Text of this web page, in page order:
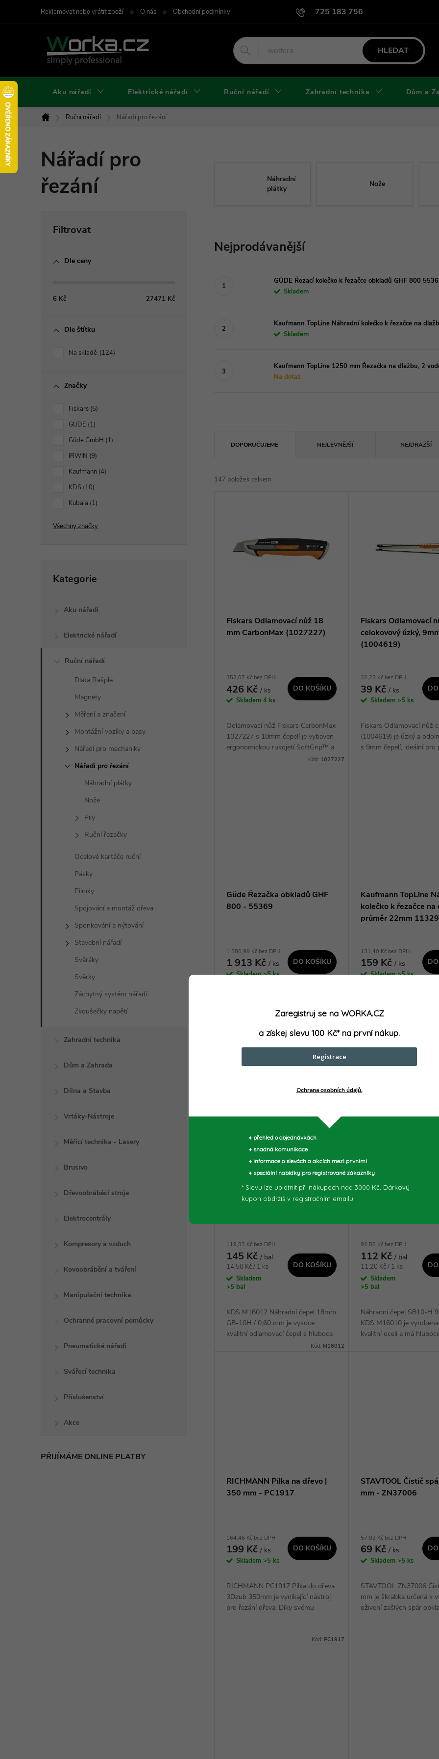
725 183 756
Reklamovat nebo vrátit zboží O nás Obchodní podmínky Podmínky užití webu Podmínky ochrany osobních údajů a
HLEDAT
Aku nářadí Elektrické nářadí Ruční nářadí Zahradní technika Dům a
Domů
Ruční nářadí Nářadí pro řezání
Nářadí pro
řezání
Dle ceny
6 Kč 27471 Kč
Dle štítku
Na skladě 124
Značky
Fiskars 5
GÜDE 1
Güde GmbH 1
IRWIN 9
Kaufmann 4
KDS 10
Kubala 1
Všechny značky
kategorie
Kategorie
Aku nářadí
Elektrické nářadí
Ruční nářadí
Dláta Rašple
Magnety
Měření a značení
Montážní vozíky a basy
Nářadí pro mechaniky
Nářadí pro řezání
Náhradní plátky
Nože
Pily
Ruční řezačky
Ocelové kartáče ruční
Pásky
Pilníky
Spojování a montáž dřeva
Sponkování a nýtování
Stavební nářadí
Svěráky
Svěrky
Záchytný systém nářadí
Zkoušečky napětí
Zahradní technika
Dům a Zahrada
Dílna a Stavba
Vrtáky-Nástroje
Měřící technika - Lasery
Brusivo
Dřevoobráběcí stroje
Elektrocentrály
Kompresory a vzduch
Kovoobrábění a tváření
Manipulační technika
Ochranné pracovní pomůcky
Pneumatické nářadí
Svářecí technika
Příslušenství
Akce
PŘIJÍMÁME ONLINE PLATBY
Náhradní
plátky
Nože
Nejprodávanější
GÜDE Řezací kolečko k řezačce obkladů GHF 800
Skladem
Kaufmann TopLine Náhradní kolečko k řezačce na
Skladem
Kaufmann TopLine 1250 mm Řezačka na dlažbu, 2
Na dotaz
DOPORUČUJEME NEJLEVNĚJŠÍ NEJDRAŽŠÍ
147 položek celkem
Fiskars Odlamovací nůž 18
mm CarbonMax (1027227)
352,07 Kč bez DPH
426 Kč / ks
Skladem 4 ks
DO KOŠÍKU
Odlamovací nůž Fiskars CarbonMax
1027227 s 18mm čepelí je vybaven
ergonomickou rukojetí SoftGrip™ a
vyztuženým kovovým tělem pro
Kód: 1027227
Fiskars Odlamovací
celokovový úzký,
(1004619)
32,23 Kč bez DPH
39 Kč/ ks
Skladem>5 ks
Fiskars Odlamovací nůž
(1004619) je úzký a
s 9mm čepelí, ideální pro
řezání. Má
Güde Řezačka obkladů GHF
800 - 55369
1 580,99 Kč bez DPH
1 913 Kč / ks
Skladem>5 ks
DO KOŠÍKU
55369 je profesionální nástroj pro
přesné a rychlé řezání obkladů. Díky
svému výkonnému motoru a
Kód:
Kaufmann TopLine
kolečko k řezačce na
průměr 22mm
131,40 Kč bez DPH
159 Kč/ ks
Skladem>5 ks
kolečko k řezačce na
řezačky z řady TopLine.
KDS Náhradní čepele | 18
mm, 0,6 mm (1bal/10ks) -
119,83 Kč bez DPH
145 Kč / bal
Měrná
cena:
14,50 Kč / 1 ks
Skladem
>5 bal
DO KOŠÍKU
KDS M16012 Náhradní čepel 18mm
GB-10H / 0,60 mm je vysoce
kvalitní odlamovací čepel s hluboce
broušeným ostřím, které zaručuje
Kód: M16012
KDS Náhradní čepele
0,38 mm (bal/10ks)
92,56 Kč bez DPH
112 Kč/ bal
Měrná
cena:
11,20 Kč / 1 ks
Skladem
>5 bal
Náhradní čepel SB10-H
KDS M16010 je
kvalitní oceli a má
ostří, které zaručuje
RICHMANN Pilka na dřevo |
350 mm - PC1917
164,46 Kč bez DPH
199 Kč / ks
Skladem >5 ks
DO KOŠÍKU
RICHMANN PC1917 Pilka do dřeva
3Dzub 350mm je vynikající nástroj
pro řezání dřeva. Díky svému
Kód: PC1917
STAVTOOL Čistič
mm - ZN37006
57,02 Kč bez DPH
69 Kč/ ks
Skladem>5 ks
STAVTOOL ZN37006
mm je škrabka určená k
oživení zašlých spár
Zaregistruj se na WORKA.CZ
a získej slevu 100 Kč* na první nákup.
Registrace
Ochrana osobních údajů.
♦ přehled o objednávkách
♦ snadná komunikace
♦ informace o slevách a akcích mezi prvními
♦ speciální nabídky pro registrované zákazníky
* Slevu lze uplatnit při nákupech nad 3000 Kč, Dárkový
kupon obdržíš v registračním emailu.